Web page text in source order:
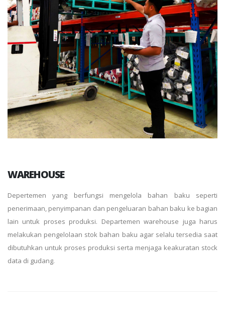
WAREHOUSE
Depertemen yang berfungsi mengelola bahan baku seperti
penerimaan, penyimpanan dan pengeluaran bahan baku ke bagian
lain untuk proses produksi. Departemen warehouse juga harus
melakukan pengelolaan stok bahan baku agar selalu tersedia saat
dibutuhkan untuk proses produksi serta menjaga keakuratan stock
data di gudang.